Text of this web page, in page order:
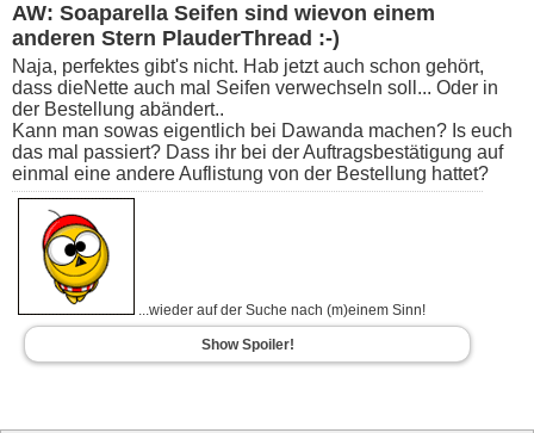
AW: Soaparella Seifen sind wievon einem
anderen Stern PlauderThread :-)
Naja, perfektes gibt's nicht. Hab jetzt auch schon gehört,
dass dieNette auch mal Seifen verwechseln soll... Oder in
der Bestellung abändert..
Kann man sowas eigentlich bei Dawanda machen? Is euch
das mal passiert? Dass ihr bei der Auftragsbestätigung auf
einmal eine andere Auflistung von der Bestellung hattet?
...wieder auf der Suche nach (m)einem Sinn!
Show Spoiler!